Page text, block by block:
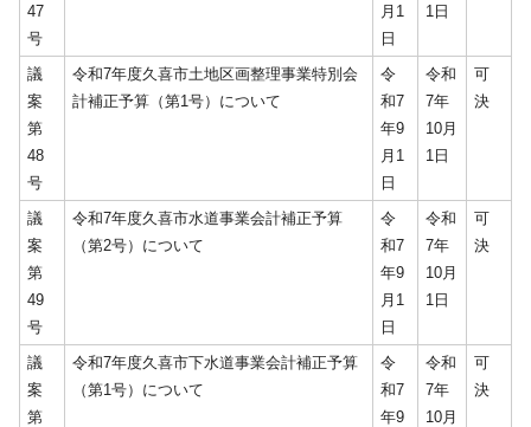
47
号
月1
日
1日
議
案
第
48
号
令和7年度久喜市土地区画整理事業特別会
計補正予算（第1号）について
令
和7
年9
月1
日
令和
7年
10月
1日
可
決
議
案
第
49
号
令和7年度久喜市水道事業会計補正予算
（第2号）について
令
和7
年9
月1
日
令和
7年
10月
1日
可
決
議
案
第
令和7年度久喜市下水道事業会計補正予算
（第1号）について
令
和7
年9
令和
7年
10月
可
決